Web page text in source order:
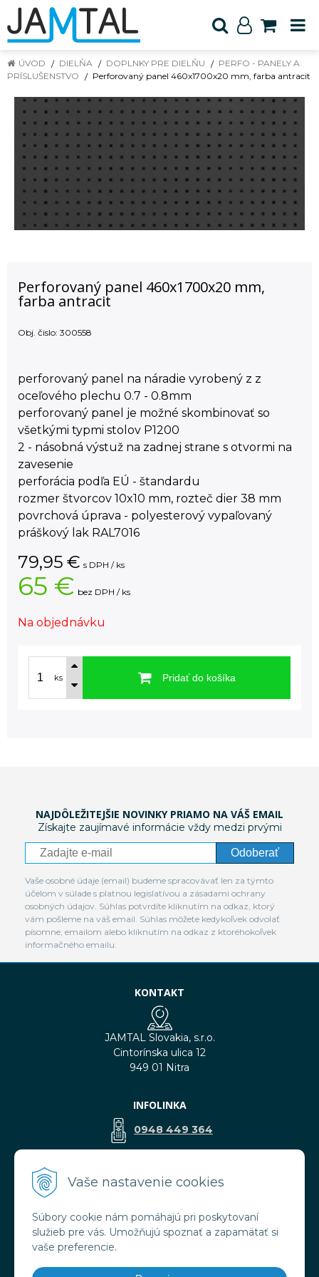
Vaše nastavenie cookies
Súbory cookie nám pomáhajú pri poskytovaní
služieb pre vás. Umožňujú spoznať a zapamätať si
vaše preferencie.
ÚVOD DIELŇA DOPLNKY PRE DIELŇU
PERFO - PANELY A
PRÍSLUŠENSTVO
Perforovaný panel 460x1700x20 mm, farba antracit
Perforovaný panel 460x1700x20 mm,
farba antracit
Obj. čislo: 300558
perforovaný panel na náradie vyrobený z z
oceľového plechu 0.7 - 0.8mm
perforovaný panel je možné skombinovať so
všetkými typmi stolov P1200
2 - násobná výstuž na zadnej strane s otvormi na
zavesenie
perforácia podľa EÚ - štandardu
rozmer štvorcov 10x10 mm, rozteč dier 38 mm
povrchová úprava - polyesterový vypaľovaný
práškový lak RAL7016
79,95 € s DPH / ks
65 € bez DPH / ks
Na objednávku
ks Pridať do košíka
NAJDÔLEŽITEJŠIE NOVINKY PRIAMO NA VÁŠ EMAIL
Získajte zaujímavé informácie vždy medzi prvými
Odoberať
Vaše osobné údaje (email) budeme spracovávať len za týmto
účelom v súlade s platnou legislatívou a zásadami ochrany
osobných údajov. Súhlas potvrdíte kliknutím na odkaz, ktorý
vám pošleme na váš email. Súhlas môžete kedykoľvek odvolať
písomne, emailom alebo kliknutím na odkaz z ktoréhokoľvek
informačného emailu.
KONTAKT
JAMTAL Slovakia, s.r.o.
Cintorínska ulica 12
949 01 Nitra
INFOLINKA
0948 449 364
VŠETKO O NÁKUPE
Obchodné podmienky
Doprava a platba